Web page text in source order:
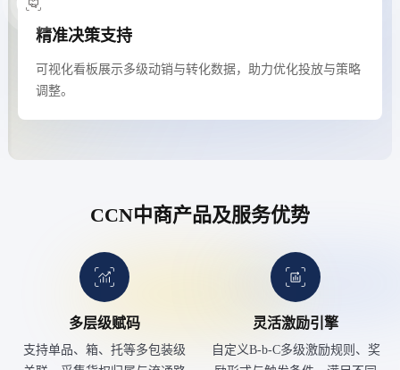
精准决策支持
可视化看板展示多级动销与转化数据，助力优化投放与策略
调整。
CCN中商产品及服务优势
多层级赋码
支持单品、箱、托等多包装级
灵活激励引擎
自定义B-b-C多级激励规则、奖